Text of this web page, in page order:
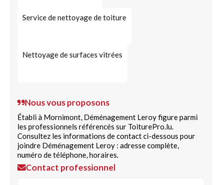
Service de nettoyage de toiture
Nettoyage de surfaces vitrées
Nous vous proposons
Établi à Mornimont, Déménagement Leroy figure parmi
les professionnels référencés sur ToiturePro.lu.
Consultez les informations de contact ci-dessous pour
joindre Déménagement Leroy : adresse complète,
numéro de téléphone, horaires.
Contact professionnel